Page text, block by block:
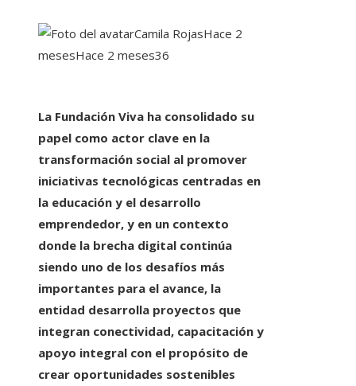
Camila RojasHace 2
mesesHace 2 meses36
La Fundación Viva ha consolidado su
papel como actor clave en la
transformación social al promover
iniciativas tecnológicas centradas en
la educación y el desarrollo
emprendedor, y en un contexto
donde la brecha digital continúa
siendo uno de los desafíos más
importantes para el avance, la
entidad desarrolla proyectos que
integran conectividad, capacitación y
apoyo integral con el propósito de
crear oportunidades sostenibles